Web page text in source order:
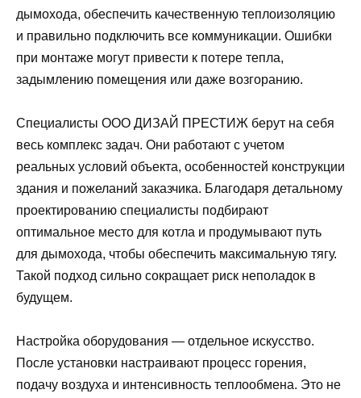
дымохода, обеспечить качественную теплоизоляцию
и правильно подключить все коммуникации. Ошибки
при монтаже могут привести к потере тепла,
задымлению помещения или даже возгоранию.
Специалисты ООО ДИЗАЙ ПРЕСТИЖ берут на себя
весь комплекс задач. Они работают с учетом
реальных условий объекта, особенностей конструкции
здания и пожеланий заказчика. Благодаря детальному
проектированию специалисты подбирают
оптимальное место для котла и продумывают путь
для дымохода, чтобы обеспечить максимальную тягу.
Такой подход сильно сокращает риск неполадок в
будущем.
Настройка оборудования — отдельное искусство.
После установки настраивают процесс горения,
подачу воздуха и интенсивность теплообмена. Это не